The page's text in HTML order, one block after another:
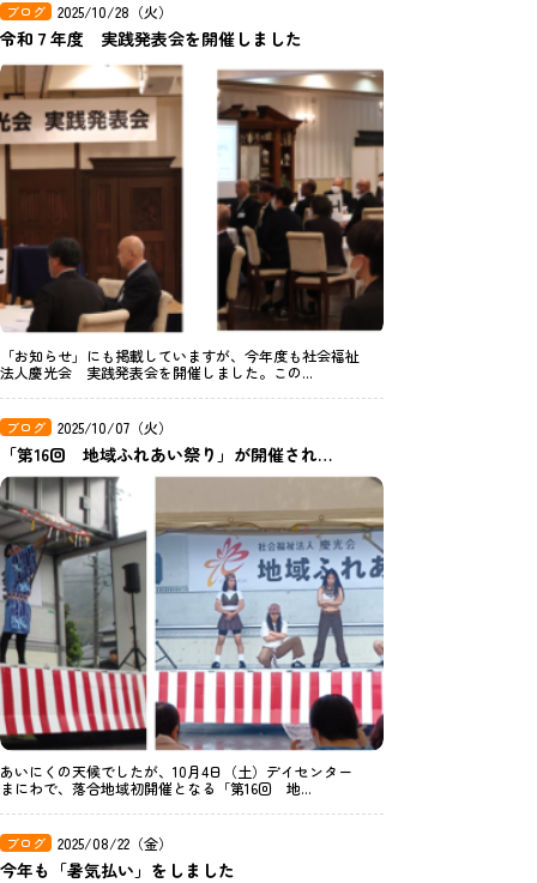
ブログ 2025/10/28（火）
令和７年度 実践発表会を開催しました
「お知らせ」にも掲載していますが、今年度も社会福祉
法人慶光会 実践発表会を開催しました。この...
ブログ 2025/10/07（火）
「第16回 地域ふれあい祭り」が開催されました！
あいにくの天候でしたが、10月4日（土）デイセンター
まにわで、落合地域初開催となる「第16回 地...
ブログ 2025/08/22（金）
今年も「暑気払い」をしました